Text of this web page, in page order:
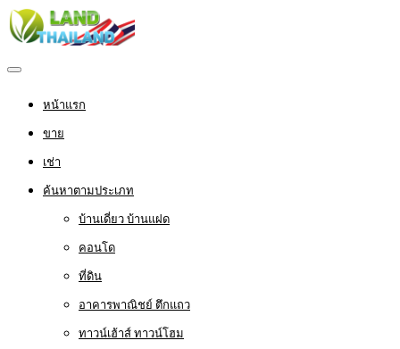
หน้าแรก
ขาย
เช่า
ค้นหาตามประเภท
บ้านเดี่ยว บ้านแฝด
คอนโด
ที่ดิน
อาคารพาณิชย์ ตึกแถว
ทาวน์เฮ้าส์ ทาวน์โฮม